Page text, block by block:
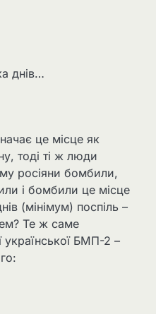
днів…
це місце як
тоді ті ж люди
росіяни бомбили,
і бомбили це місце
(мінімум) поспіль –
Те ж саме
української БМП-2 –